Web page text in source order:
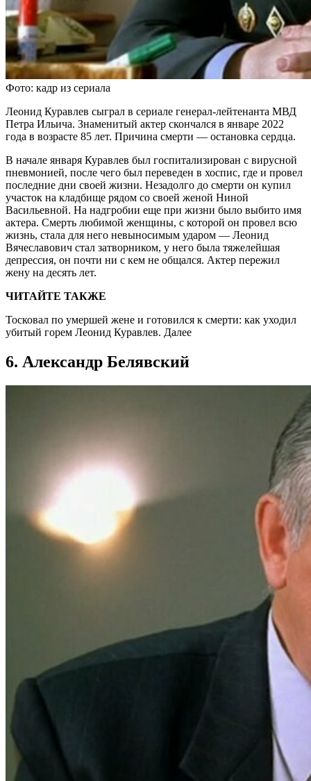
Фото: кадр из сериала
Леонид Куравлев сыграл в сериале генерал-лейтенанта МВД
Петра Ильича. Знаменитый актер скончался в январе 2022
года в возрасте 85 лет. Причина смерти — остановка сердца.
В начале января Куравлев был госпитализирован с вирусной
пневмонией, после чего был переведен в хоспис, где и провел
последние дни своей жизни. Незадолго до смерти он купил
участок на кладбище рядом со своей женой Ниной
Васильевной. На надгробии еще при жизни было выбито имя
актера. Смерть любимой женщины, с которой он провел всю
жизнь, стала для него невыносимым ударом — Леонид
Вячеславович стал затворником, у него была тяжелейшая
депрессия, он почти ни с кем не общался. Актер пережил
жену на десять лет.
ЧИТАЙТЕ ТАКЖЕ
Тосковал по умершей жене и готовился к смерти: как уходил
убитый горем Леонид Куравлев. Далее
6. Александр Белявский